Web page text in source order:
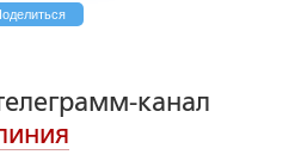
канал